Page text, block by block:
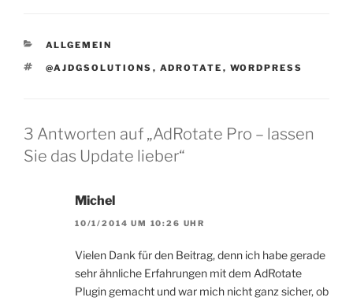
KATEGORIEN
ALLGEMEIN
SCHLAGWÖRTER
@AJDGSOLUTIONS , ADROTATE , WORDPRESS
3 Antworten auf „AdRotate Pro – lassen
Sie das Update lieber“
Michel
10/1/2014 UM 10:26 UHR
Vielen Dank für den Beitrag, denn ich habe gerade
sehr ähnliche Erfahrungen mit dem AdRotate
Plugin gemacht und war mich nicht ganz sicher, ob